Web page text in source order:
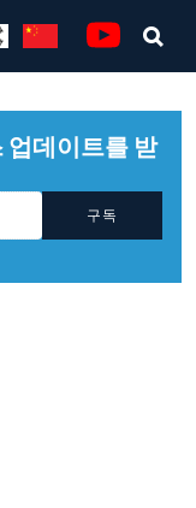
업데이트를 받
구독